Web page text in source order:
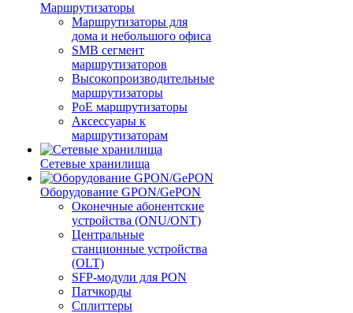
Маршрутизаторы
Маршрутизаторы для
дома и небольшого офиса
SMB сегмент
маршрутизаторов
Высокопроизводительные
маршрутизаторы
PoE маршрутизаторы
Аксессуары к
маршрутизаторам
Сетевые хранилища
Оборудование GPON/GePON
Оконечные абонентские
устройства (ONU/ONT)
Центральные
станционные устройства
(OLT)
SFP-модули для PON
Патчкорды
Сплиттеры